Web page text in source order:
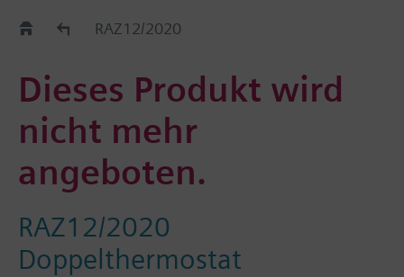
Old2NewRAZ12/2020
Dieses Produkt wird
nicht mehr
angeboten.
RAZ12/2020
Doppelthermostat